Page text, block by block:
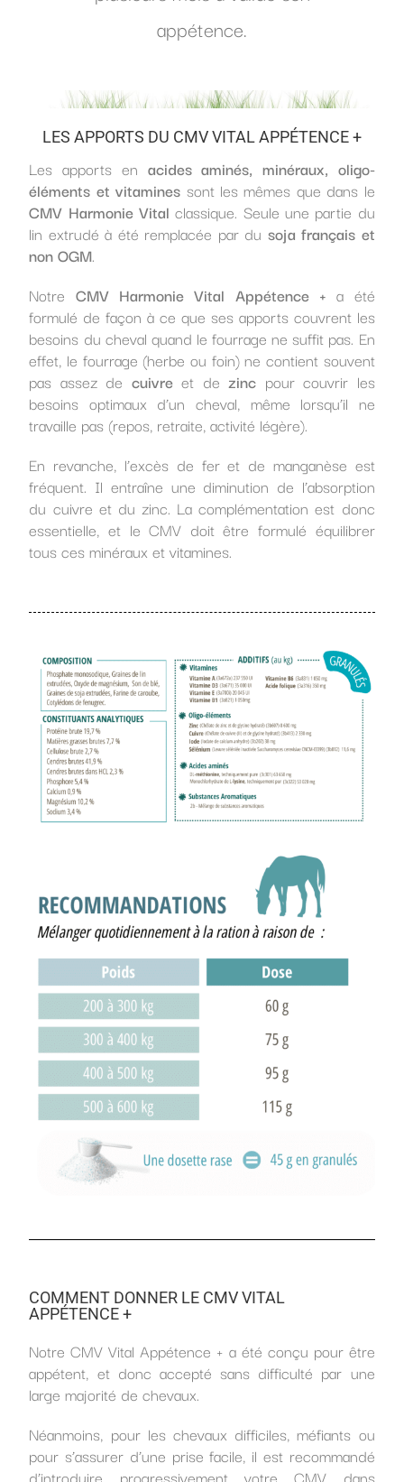
appétence.
LES APPORTS DU CMV VITAL APPÉTENCE +
Les apports en acides aminés, minéraux, oligo-
éléments et vitamines sont les mêmes que dans le
CMV Harmonie Vital classique. Seule une partie du
lin extrudé à été remplacée par du soja français et
non OGM.
Notre CMV Harmonie Vital Appétence + a été
formulé de façon à ce que ses apports couvrent les
besoins du cheval quand le fourrage ne suffit pas. En
effet, le fourrage (herbe ou foin) ne contient souvent
pas assez de cuivreet dezinc pour couvrir les
besoins optimaux d’un cheval, même lorsqu’il ne
travaille pas (repos, retraite, activité légère).
En revanche, l’excès de fer et de manganèse est
fréquent. Il entraîne une diminution de l’absorption
du cuivre et du zinc. La complémentation est donc
essentielle, et le CMV doit être formulé équilibrer
tous ces minéraux et vitamines.
COMMENT DONNER LE CMV VITAL
APPÉTENCE +
Notre CMV Vital Appétence + a été conçu pour être
appétent, et donc accepté sans difficulté par une
large majorité de chevaux.
Néanmoins, pour les chevaux difficiles, méfiants ou
pour s’assurer d’une prise facile, il est recommandé
d’introduire progressivement votre CMV dans